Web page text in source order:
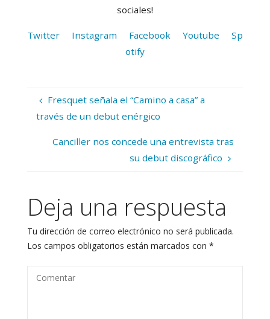
sociales!
Twitter Instagram Facebook Youtube
Sp
otify
Fresquet señala el “Camino a casa” a
través de un debut enérgico
Canciller nos concede una entrevista tras
su debut discográfico
Deja una respuesta
Tu dirección de correo electrónico no será publicada.
Los campos obligatorios están marcados con *